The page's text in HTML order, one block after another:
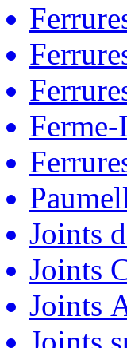
Joints
Joints
Joints